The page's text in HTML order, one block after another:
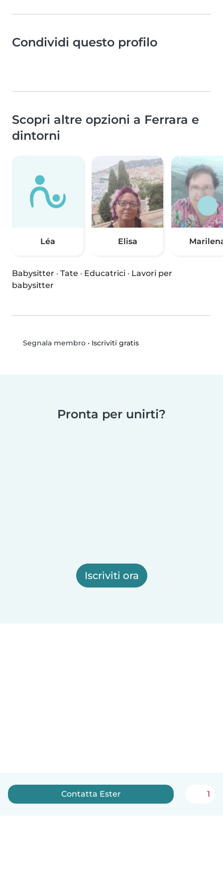
Condividi questo profilo
Scopri altre opzioni a Ferrara e
dintorni
Léa Elisa
Babysitter · Tate · Educatrici · Lavori per
babysitter
Segnala membro• Iscriviti gratis
Pronta per unirti?
Iscriviti ora
Contatta Ester 1